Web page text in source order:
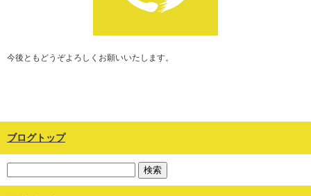
今後ともどうぞよろしくお願いいたします。
ブログトップ